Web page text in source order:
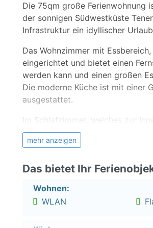
Die 75qm große Ferienwohnung
der sonnigen Südwestküste
Infrastruktur ein idyllischer
Das Wohnzimmer mit
eingerichtet und bietet einen
werden kann und einen großen
Die moderne Küche ist mit einer
ausgestattet.
Im Schlafzimmer, welches zur
ein großer eingebauter Schrank,
Das Badezimmer hat eine
Zu dieser Ferienwohnung
mit Waschmaschine), der 2.
mehr anzeigen
Das bietet Ihr
Wohnen:
WLAN